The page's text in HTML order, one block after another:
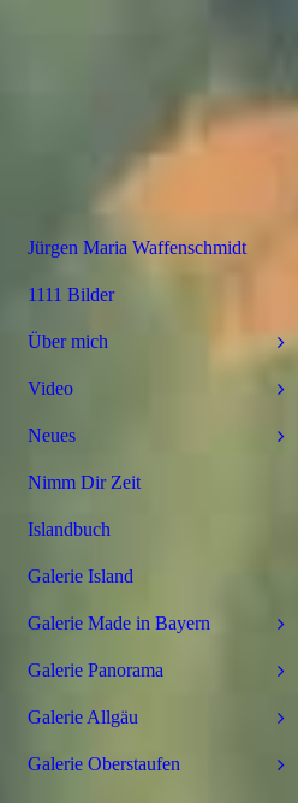
Jürgen Maria Waffenschmidt
1111 Bilder
Über mich
Video
Neues
Nimm Dir Zeit
Islandbuch
Galerie Island
Galerie Made in Bayern
Galerie Panorama
Galerie Allgäu
Galerie Oberstaufen